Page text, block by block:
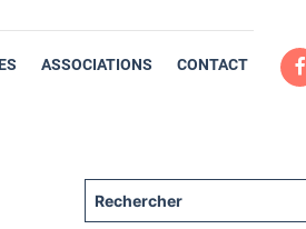
ASSOCIATIONS CONTACT